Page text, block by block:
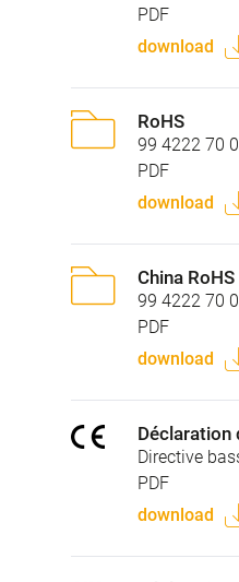
PDF
download
RoHS
99 4222 70
PDF
download
China RoHS
99 4222 70
PDF
download
Déclaration
Directive
PDF
download